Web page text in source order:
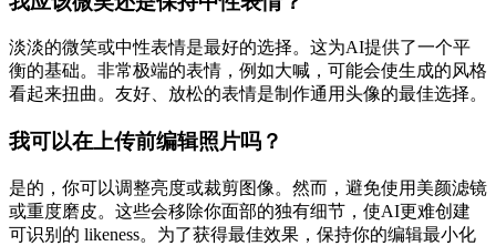
淡淡的微笑或中性表情是最好的选择。这为AI提供了一个平
衡的基础。非常极端的表情，例如大喊，可能会使生成的风格
看起来扭曲。友好、放松的表情是制作通用头像的最佳选择。
我可以在上传前编辑照片吗？
是的，你可以调整亮度或裁剪图像。然而，避免使用美颜滤镜
或重度磨皮。这些会移除你面部的独有细节，使AI更难创建
可识别的 likeness。为了获得最佳效果，保持你的编辑最小化